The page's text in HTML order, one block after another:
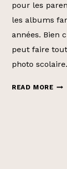
pour les
les albums
années. Bien
peut faire
photo
READ MORE